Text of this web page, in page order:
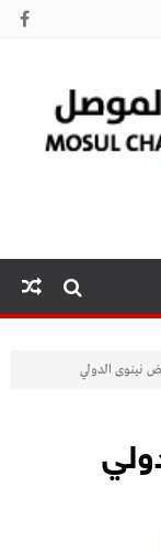
نينوى الدولي